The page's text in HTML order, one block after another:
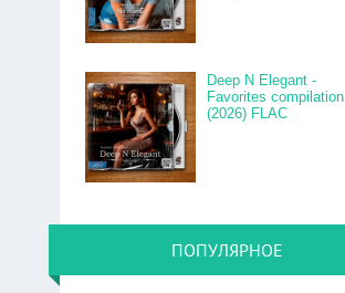
Deep N Elegant -
Favorites compilation
(2026) FLAC
ПОПУЛЯРНОЕ